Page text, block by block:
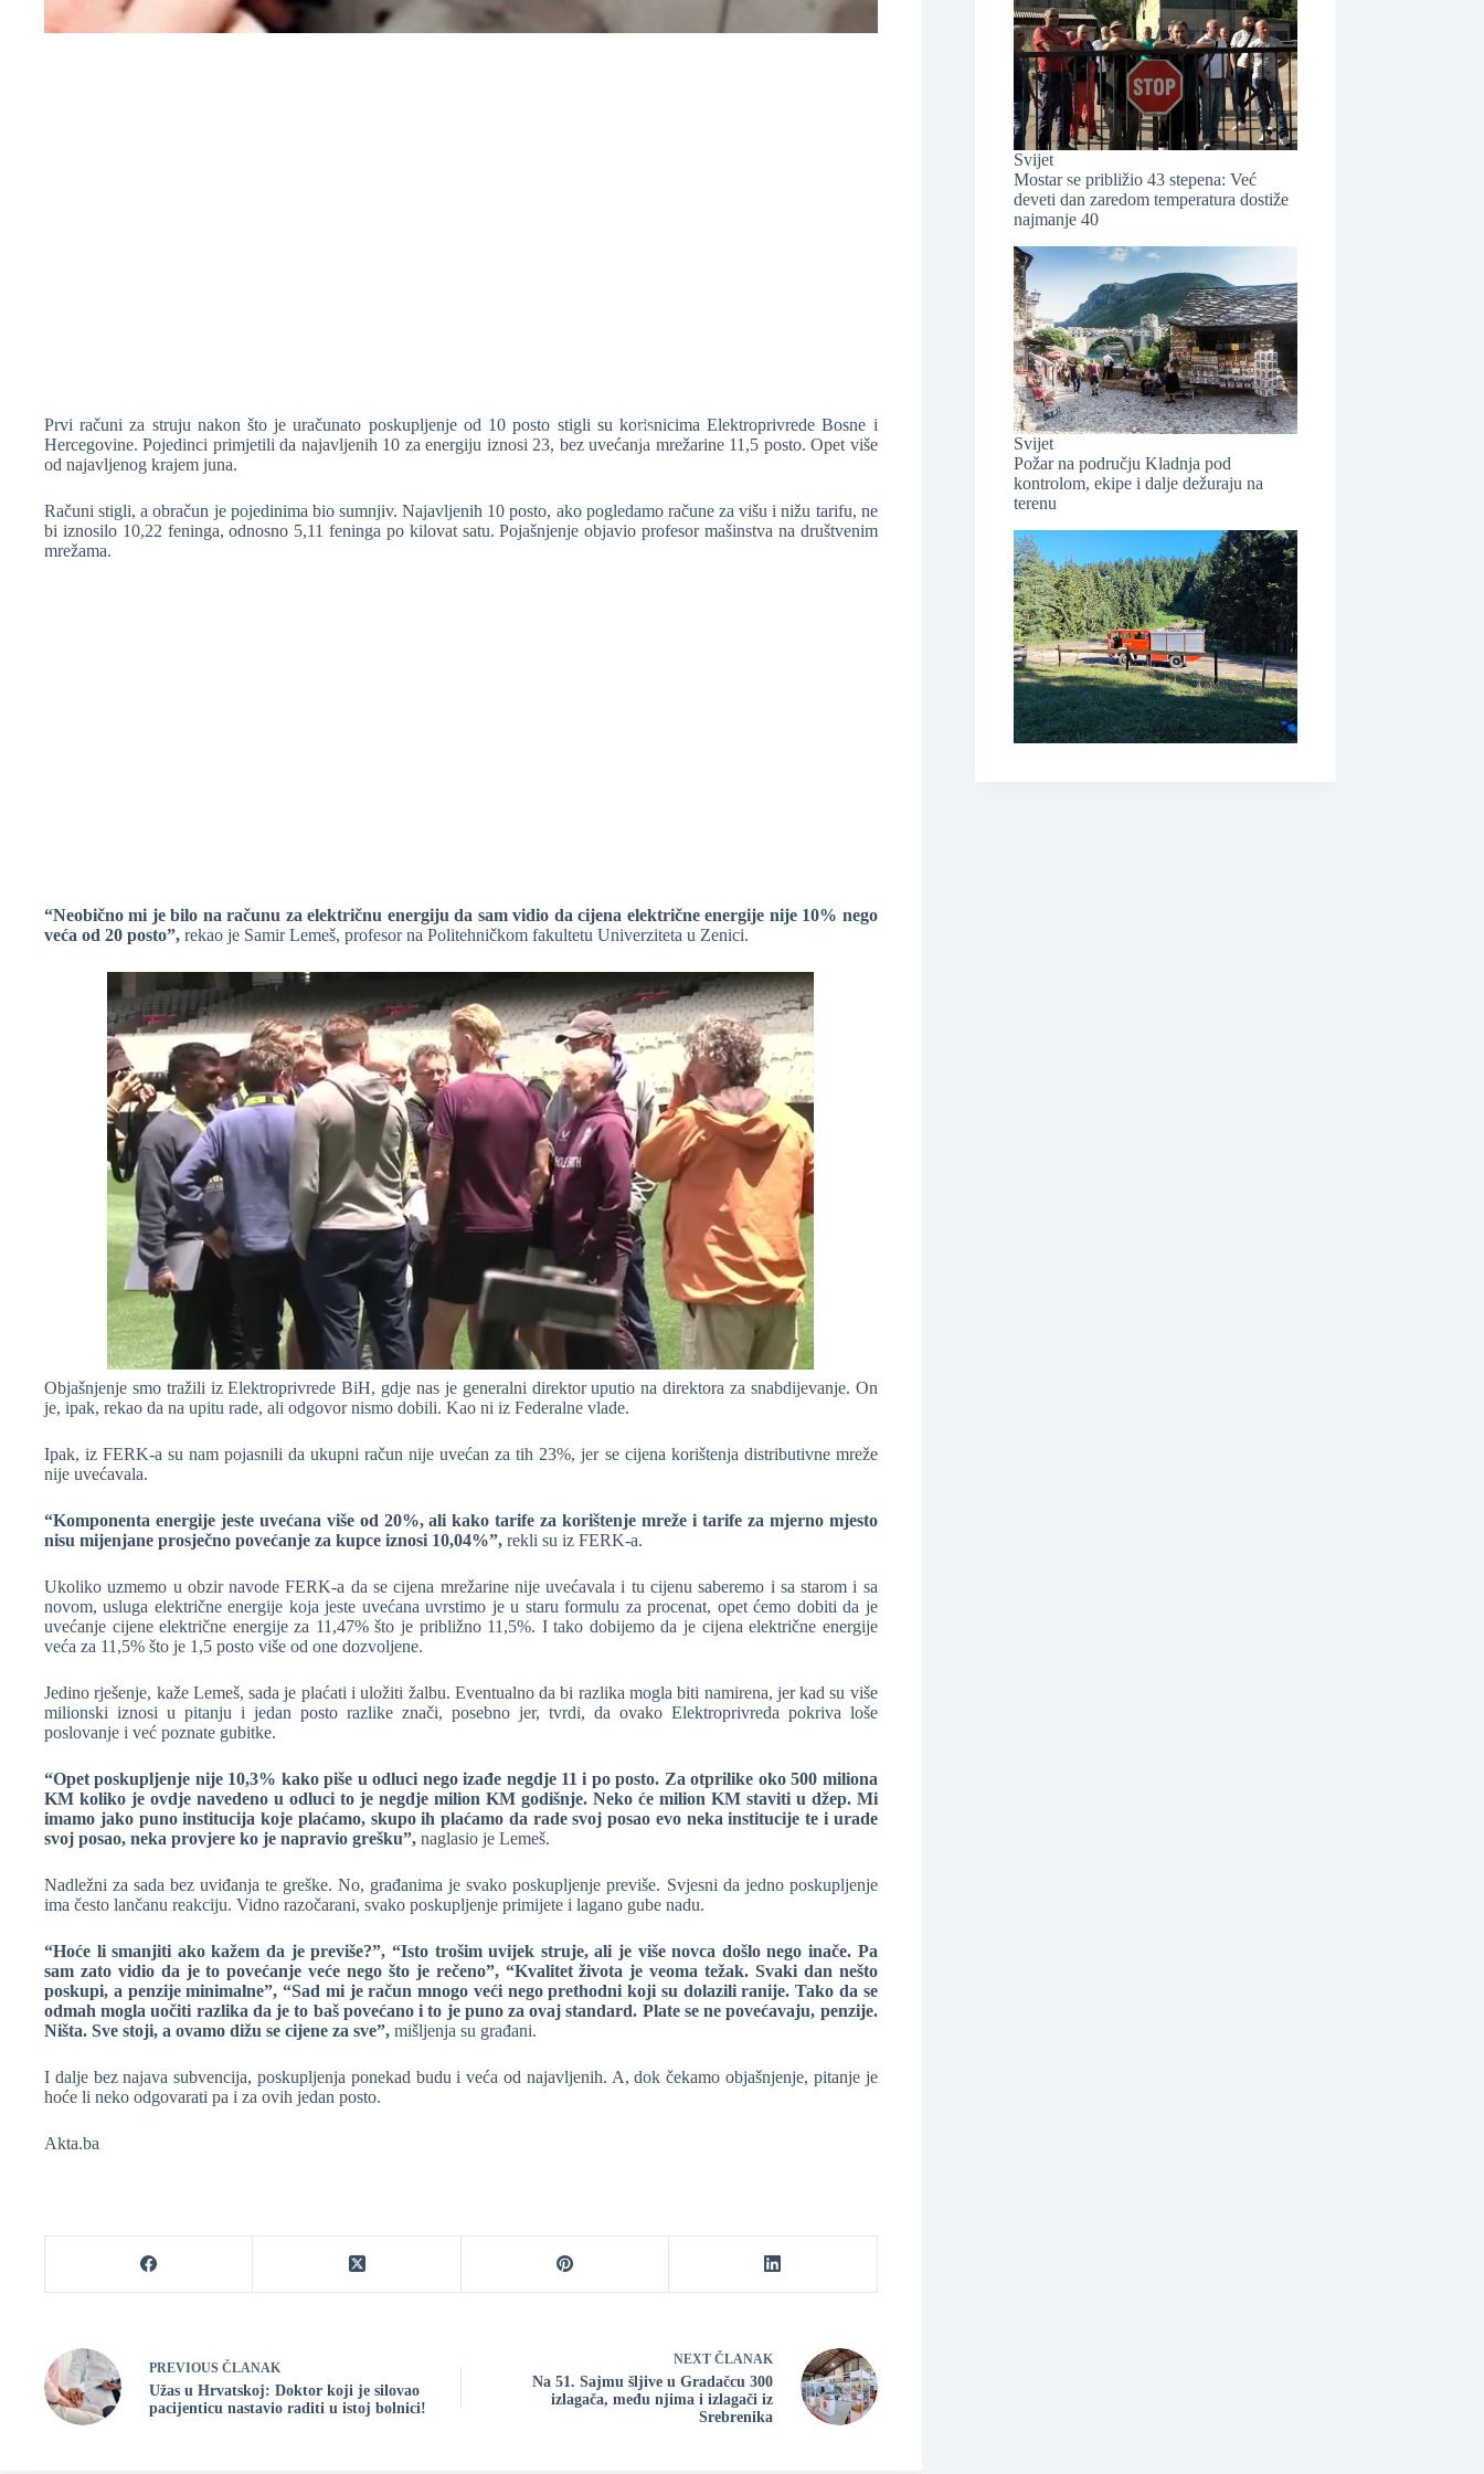
Prvi računi za struju nakon što je uračunato poskupljenje od 10 posto stigli su korisnicima Elektroprivrede Bosne i
Hercegovine. Pojedinci primjetili da najavljenih 10 za energiju iznosi 23, bez uvećanja mrežarine 11,5 posto. Opet više
od najavljenog krajem juna.
Računi stigli, a obračun je pojedinima bio sumnjiv. Najavljenih 10 posto, ako pogledamo račune za višu i nižu tarifu, ne
bi iznosilo 10,22 feninga, odnosno 5,11 feninga po kilovat satu. Pojašnjenje objavio profesor mašinstva na društvenim
mrežama.
“Neobično mi je bilo na računu za električnu energiju da sam vidio da cijena električne energije nije 10% nego
veća od 20 posto”, rekao je Samir Lemeš, profesor na Politehničkom fakultetu Univerziteta u Zenici.
Objašnjenje smo tražili iz Elektroprivrede BiH, gdje nas je generalni direktor uputio na direktora za snabdijevanje. On
je, ipak, rekao da na upitu rade, ali odgovor nismo dobili. Kao ni iz Federalne vlade.
Ipak, iz FERK-a su nam pojasnili da ukupni račun nije uvećan za tih 23%, jer se cijena korištenja distributivne mreže
nije uvećavala.
“Komponenta energije jeste uvećana više od 20%, ali kako tarife za korištenje mreže i tarife za mjerno mjesto
nisu mijenjane prosječno povećanje za kupce iznosi 10,04%”, rekli su iz FERK-a.
Ukoliko uzmemo u obzir navode FERK-a da se cijena mrežarine nije uvećavala i tu cijenu saberemo i sa starom i sa
novom, usluga električne energije koja jeste uvećana uvrstimo je u staru formulu za procenat, opet ćemo dobiti da je
uvećanje cijene električne energije za 11,47% što je približno 11,5%. I tako dobijemo da je cijena električne energije
veća za 11,5% što je 1,5 posto više od one dozvoljene.
Jedino rješenje, kaže Lemeš, sada je plaćati i uložiti žalbu. Eventualno da bi razlika mogla biti namirena, jer kad su više
milionski iznosi u pitanju i jedan posto razlike znači, posebno jer, tvrdi, da ovako Elektroprivreda pokriva loše
poslovanje i već poznate gubitke.
“Opet poskupljenje nije 10,3% kako piše u odluci nego izađe negdje 11 i po posto. Za otprilike oko 500 miliona
KM koliko je ovdje navedeno u odluci to je negdje milion KM godišnje. Neko će milion KM staviti u džep. Mi
imamo jako puno institucija koje plaćamo, skupo ih plaćamo da rade svoj posao evo neka institucije te i urade
svoj posao, neka provjere ko je napravio grešku”, naglasio je Lemeš.
Nadležni za sada bez uviđanja te greške. No, građanima je svako poskupljenje previše. Svjesni da jedno poskupljenje
ima često lančanu reakciju. Vidno razočarani, svako poskupljenje primijete i lagano gube nadu.
“Hoće li smanjiti ako kažem da je previše?”, “Isto trošim uvijek struje, ali je više novca došlo nego inače. Pa
sam zato vidio da je to povećanje veće nego što je rečeno”, “Kvalitet života je veoma težak. Svaki dan nešto
poskupi, a penzije minimalne”, “Sad mi je račun mnogo veći nego prethodni koji su dolazili ranije. Tako da se
odmah mogla uočiti razlika da je to baš povećano i to je puno za ovaj standard. Plate se ne povećavaju, penzije.
Ništa. Sve stoji, a ovamo dižu se cijene za sve”, mišljenja su građani.
I dalje bez najava subvencija, poskupljenja ponekad budu i veća od najavljenih. A, dok čekamo objašnjenje, pitanje je
hoće li neko odgovarati pa i za ovih jedan posto.
Akta.ba
PREVIOUS ČLANAK
Užas u Hrvatskoj: Doktor koji je silovao
pacijenticu nastavio raditi u istoj bolnici!
NEXT ČLANAK
Na 51. Sajmu šljive u Gradačcu 300
izlagača, među njima i izlagači iz
Srebrenika
Svijet
Mostar se približio 43 stepena: Već
deveti dan zaredom temperatura dostiže
najmanje 40
Svijet
Požar na području Kladnja pod
kontrolom, ekipe i dalje dežuraju na
terenu
❆ ❆ ❆